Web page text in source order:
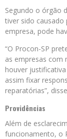
Segundo o órgão
tiver sido
empresa, pode
“O Procon-SP
as empresas com
houver
assim fixar
reparatórias”,
Providências
Além de
funcionamento, o